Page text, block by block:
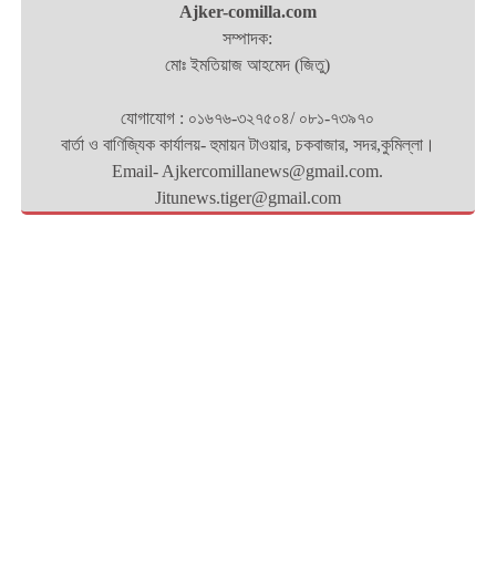
Ajker-comilla.com
সম্পাদক:
মোঃ ইমতিয়াজ আহমেদ (জিতু)
যোগাযোগ : ০১৬৭৬-৩২৭৫০৪/ ০৮১-৭৩৯৭০
বার্তা ও বাণিজ্যিক কার্যালয়- হুমায়ন টাওয়ার, চকবাজার, সদর,কুমিল্লা।
Email- Ajkercomillanews@gmail.com.
Jitunews.tiger@gmail.com